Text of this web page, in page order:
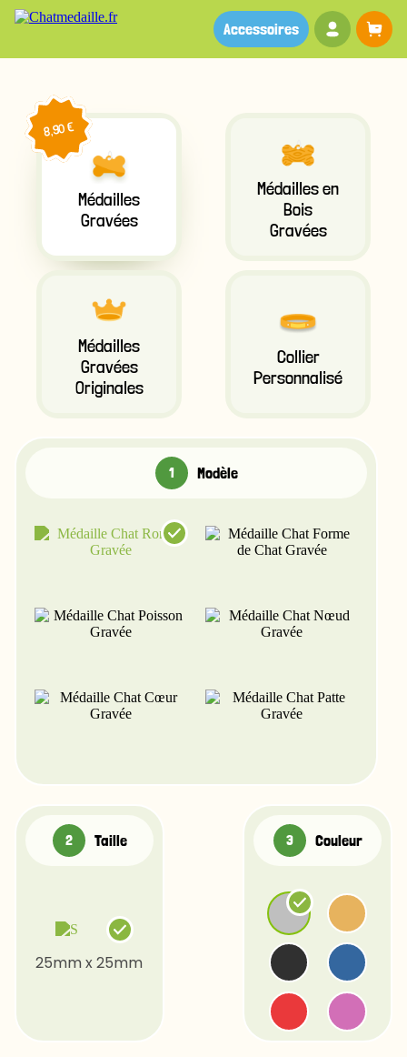
Votre
Accessoires
Médailles
Gravées
8,90 €
Médailles en
Bois
Gravées
Médailles
Gravées
Originales
Collier
Personnalisé
Modèle
Taille
25mm x 25mm
Couleur